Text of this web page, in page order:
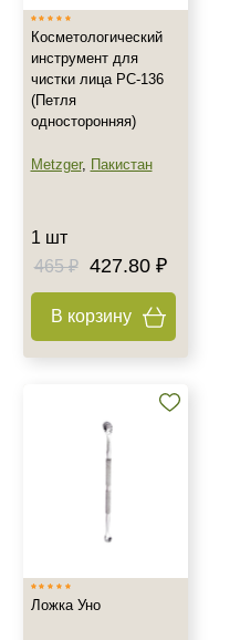
Косметологический
инструмент для
чистки лица РС-136
(Петля
односторонняя)
Metzger, Пакистан
1 шт
465 ₽
427.80 ₽
В корзину
Ложка Уно